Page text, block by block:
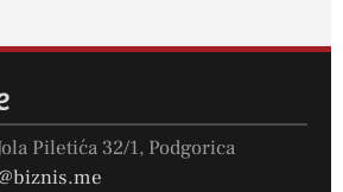
Piletića 32/1, Podgorica